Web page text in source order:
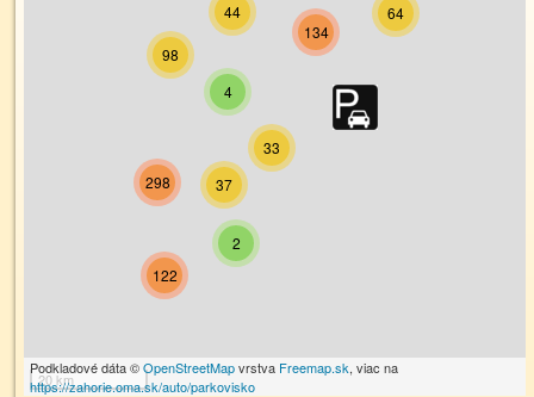
44
98
134
64
4
33
2
37
122
298
20 km
Podkladové dáta ©OpenStreetMapvrstva Freemap.sk, viac na
https://zahorie.oma.sk/auto/parkovisko